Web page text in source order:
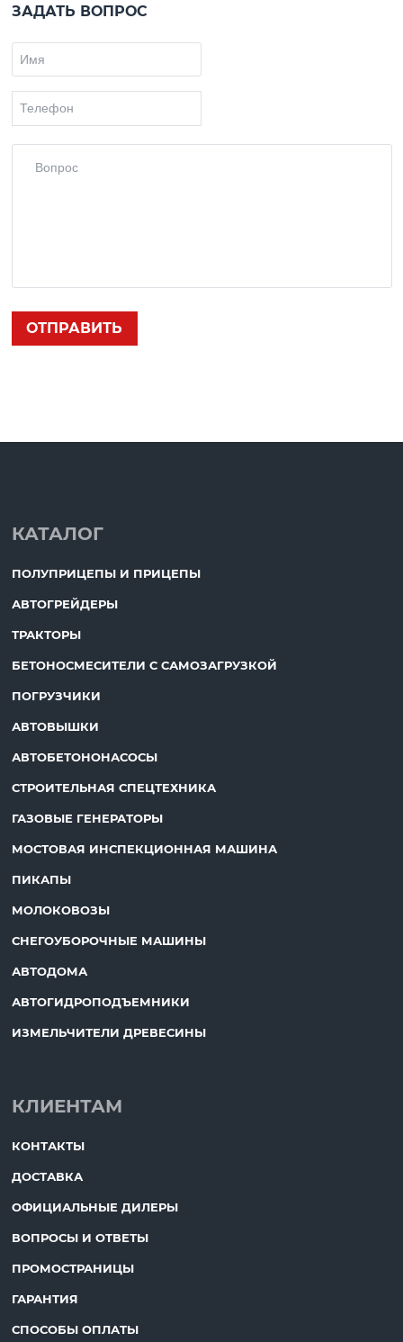
ЗАДАТЬ ВОПРОС
КАТАЛОГ
ПОЛУПРИЦЕПЫ И ПРИЦЕПЫ
АВТОГРЕЙДЕРЫ
ТРАКТОРЫ
БЕТОНОСМЕСИТЕЛИ С САМОЗАГРУЗКОЙ
ПОГРУЗЧИКИ
АВТОВЫШКИ
АВТОБЕТОНОНАСОСЫ
СТРОИТЕЛЬНАЯ СПЕЦТЕХНИКА
ГАЗОВЫЕ ГЕНЕРАТОРЫ
МОСТОВАЯ ИНСПЕКЦИОННАЯ МАШИНА
ПИКАПЫ
МОЛОКОВОЗЫ
СНЕГОУБОРОЧНЫЕ МАШИНЫ
АВТОДОМА
АВТОГИДРОПОДЪЕМНИКИ
ИЗМЕЛЬЧИТЕЛИ ДРЕВЕСИНЫ
КЛИЕНТАМ
КОНТАКТЫ
ДОСТАВКА
ОФИЦИАЛЬНЫЕ ДИЛЕРЫ
ВОПРОСЫ И ОТВЕТЫ
ПРОМОСТРАНИЦЫ
ГАРАНТИЯ
СПОСОБЫ ОПЛАТЫ